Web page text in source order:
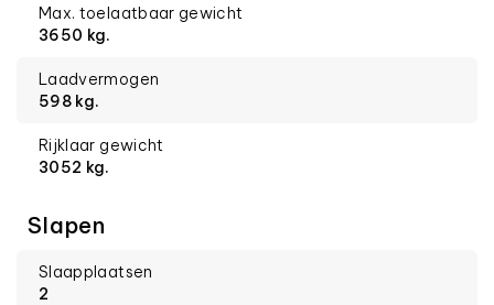
Max. toelaatbaar gewicht
3650 kg.
Laadvermogen
598 kg.
Rijklaar gewicht
3052 kg.
Slapen
Slaapplaatsen
2